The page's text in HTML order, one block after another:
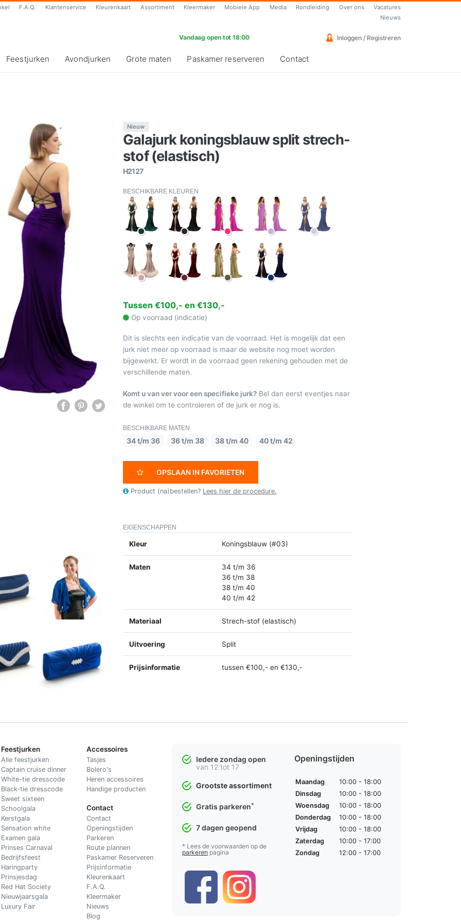
F.A.Q. Klantenservice Kleurenkaart Assortiment Kleermaker Mobiele App Media Rondleiding Over ons
Vacatures
Nieuws
Vandaag open tot 18:00 Inloggen / Registreren
Feestjurken Avondjurken Grote maten Paskamer reserveren Contact
Nieuw
Galajurk koningsblauw split strech-
stof (elastisch)
H2127
BESCHIKBARE KLEUREN
Tussen €100,- en €130,-
Op voorraad (indicatie)
Dit is slechts een indicatie van de voorraad. Het is mogelijk dat een
jurk niet meer op voorraad is maar de website nog moet worden
bijgewerkt. Er wordt in de voorraad geen rekening gehouden met de
verschillende maten.
Komt u van ver voor een specifieke jurk? Bel dan eerst eventjes naar
de winkel om te controleren of de jurk er nog is.
BESCHIKBARE MATEN
34 t/m 36 36 t/m 38 38 t/m 40 40 t/m 42
OPSLAAN IN FAVORIETEN
Product (na)bestellen? Lees hier de procedure.
EIGENSCHAPPEN
Kleur Koningsblauw (#03)
Maten
34 t/m 36
36 t/m 38
38 t/m 40
40 t/m 42
Materiaal Strech-stof (elastisch)
Uitvoering Split
Prijsinformatie tussen €100,- en €130,-
Feestjurken
Alle feestjurken
Captain cruise dinner
White-tie dresscode
Black-tie dresscode
Sweet sixteen
Schoolgala
Kerstgala
Sensation white
Examen gala
Prinses Carnaval
Bedrijfsfeest
Haringparty
Prinsjesdag
Red Hat Society
Nieuwjaarsgala
Luxury Fair
Accessoires
Tasjes
Bolero's
Heren accessoires
Handige producten
Contact
Contact
Openingstijden
Parkeren
Route plannen
Paskamer Reserveren
Prijsinformatie
Kleurenkaart
F.A.Q.
Kleermaker
Nieuws
Blog
Iedere zondag open
van 12 tot 17
Grootste assortiment
Gratis parkeren*
7 dagen geopend
* Lees de voorwaarden op de
parkeren pagina
Openingstijden
Maandag
10:00 - 18:00
Dinsdag
10:00 - 18:00
Woensdag
10:00 - 18:00
Donderdag
10:00 - 18:00
Vrijdag
10:00 - 18:00
Zaterdag
10:00 - 17:00
Zondag
12:00 - 17:00